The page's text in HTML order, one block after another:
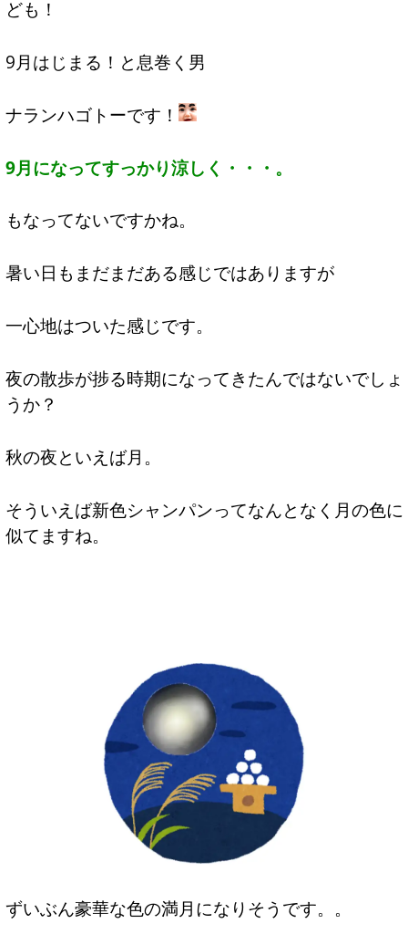
ども！
9月はじまる！と息巻く男
ナランハゴトーです！
9月になってすっかり涼しく・・・。
もなってないですかね。
暑い日もまだまだある感じではありますが
一心地はついた感じです。
夜の散歩が捗る時期になってきたんではないでしょ
うか？
秋の夜といえば月。
そういえば新色シャンパンってなんとなく月の色に
似てますね。
ずいぶん豪華な色の満月になりそうです。。